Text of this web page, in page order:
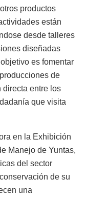
productos
están
desde talleres
diseñadas
es fomentar
de
directa entre los
que visita
en la Exhibición
Manejo de Yuntas,
del sector
de su
una